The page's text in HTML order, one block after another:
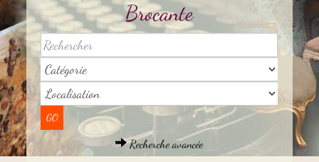
Brocante
Recherche avancée